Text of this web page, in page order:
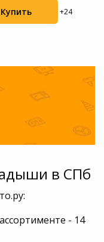
Купить +24
в СПб
- 14